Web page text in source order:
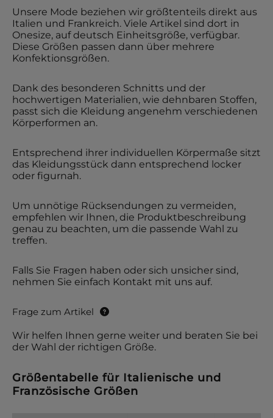
Unsere Mode beziehen wir größtenteils direkt aus
Italien und Frankreich. Viele Artikel sind dort in
Onesize, auf deutsch Einheitsgröße, verfügbar.
Diese Größen passen dann über mehrere
Konfektionsgrößen.
Dank des besonderen Schnitts und der
hochwertigen Materialien, wie dehnbaren Stoffen,
passt sich die Kleidung angenehm verschiedenen
Körperformen an.
Entsprechend ihrer individuellen Körpermaße sitzt
das Kleidungsstück dann entsprechend locker
oder figurnah.
Um unnötige Rücksendungen zu vermeiden,
empfehlen wir Ihnen, die Produktbeschreibung
genau zu beachten, um die passende Wahl zu
treffen.
Falls Sie Fragen haben oder sich unsicher sind,
nehmen Sie einfach Kontakt mit uns auf.
Frage zum Artikel
Wir helfen Ihnen gerne weiter und beraten Sie bei
der Wahl der richtigen Größe.
Größentabelle für Italienische und
Französische Größen